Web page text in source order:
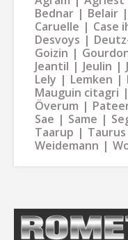
Bednar
Belair
Caruelle
Case
Desvoys
Goizin
Jeantil
Jeulin
Lely
Lemken
Mauguin citagri
Överum
Sae
Same
Taarup
Taurus
Weidemann